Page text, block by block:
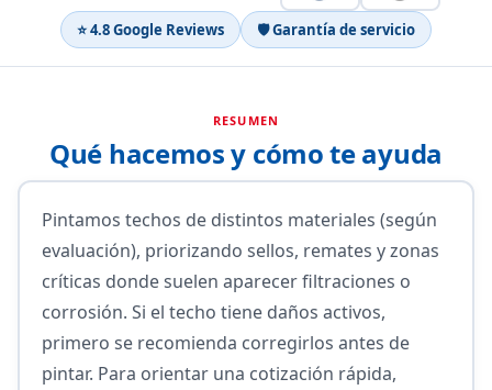
⭐ 4.8 Google Reviews 🛡 Garantía de servicio
RESUMEN
Qué hacemos y cómo te ayuda
Pintamos techos de distintos materiales (según
evaluación), priorizando sellos, remates y zonas
críticas donde suelen aparecer filtraciones o
corrosión. Si el techo tiene daños activos,
primero se recomienda corregirlos antes de
pintar. Para orientar una cotización rápida,